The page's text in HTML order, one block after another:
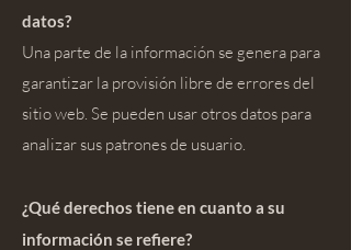
datos?
Una parte de la información se genera para
garantizar la provisión libre de errores del
sitio web. Se pueden usar otros datos para
analizar sus patrones de usuario.
¿Qué derechos tiene en cuanto a su
información se refiere?